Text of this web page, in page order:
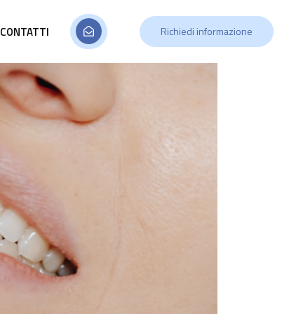
CONTATTI Richiedi informazione